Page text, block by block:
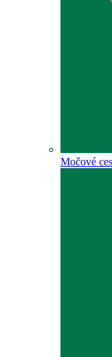
Močové